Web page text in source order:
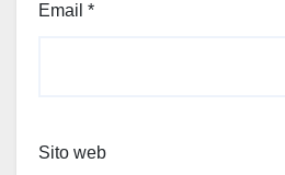
Email *
Sito web